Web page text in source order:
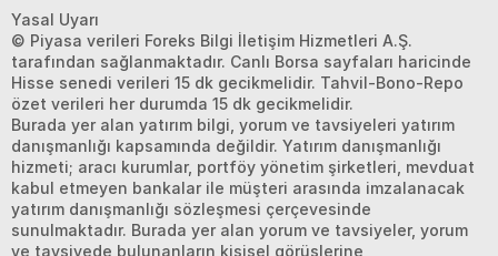
Yasal Uyarı
© Piyasa verileri Foreks Bilgi İletişim Hizmetleri A.Ş.
tarafından sağlanmaktadır. Canlı Borsa sayfaları haricinde
Hisse senedi verileri 15 dk gecikmelidir. Tahvil-Bono-Repo
özet verileri her durumda 15 dk gecikmelidir.
Burada yer alan yatırım bilgi, yorum ve tavsiyeleri yatırım
danışmanlığı kapsamında değildir. Yatırım danışmanlığı
hizmeti; aracı kurumlar, portföy yönetim şirketleri, mevduat
kabul etmeyen bankalar ile müşteri arasında imzalanacak
yatırım danışmanlığı sözleşmesi çerçevesinde
sunulmaktadır. Burada yer alan yorum ve tavsiyeler, yorum
ve tavsiyede bulunanların kişisel görüşlerine